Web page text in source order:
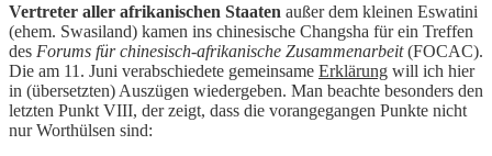
Vertreter aller afrikanischen Staaten außer dem kleinen Eswatini
(ehem. Swasiland) kamen ins chinesische Changsha für ein Treffen
des Forums für chinesisch-afrikanische Zusammenarbeit(FOCAC).
Die am 11. Juni verabschiedete gemeinsame Erklärung will ich hier
in (übersetzten) Auszügen wiedergeben. Man beachte besonders den
letzten Punkt VIII, der zeigt, dass die vorangegangen Punkte nicht
nur Worthülsen sind: